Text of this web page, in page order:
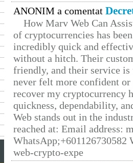
ANONIM a comentat
How Marv Web Can
of cryptocurrencies has
incredibly quick and
without a hitch. Their
friendly, and their service
never felt more confident
recover my cryptocurrency
quickness, dependability,
Web stands out in the
reached at: Email address:
web-crypto-expe